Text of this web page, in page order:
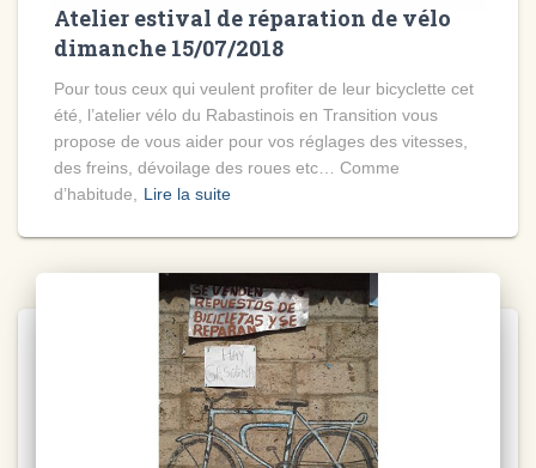
Atelier estival de réparation de vélo
dimanche 15/07/2018
Pour tous ceux qui veulent profiter de leur bicyclette cet
été, l’atelier vélo du Rabastinois en Transition vous
propose de vous aider pour vos réglages des vitesses,
des freins, dévoilage des roues etc… Comme
d’habitude,
Lire la suite